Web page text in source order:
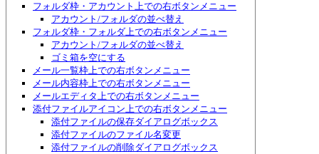
フォルダ枠・アカウント上での右ボタンメニュー
アカウント/フォルダの並べ替え
フォルダ枠・フォルダ上での右ボタンメニュー
アカウント/フォルダの並べ替え
ゴミ箱を空にする
メール一覧枠上での右ボタンメニュー
メール内容枠上での右ボタンメニュー
メールエディタ上での右ボタンメニュー
添付ファイルアイコン上での右ボタンメニュー
添付ファイルの保存ダイアログボックス
添付ファイルのファイル名変更
添付ファイルの削除ダイアログボックス